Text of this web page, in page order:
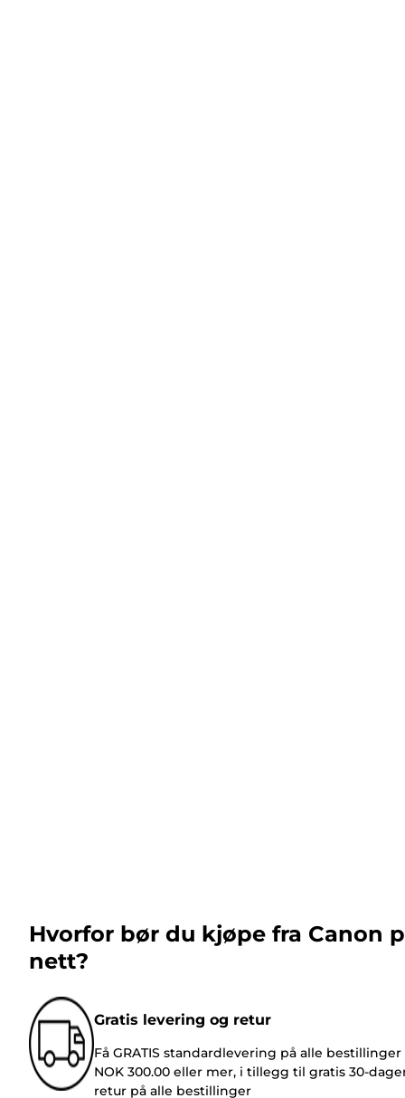
Hvorfor bør du kjøpe fra Canon
nett?
Gratis levering og retur
Få GRATIS standardlevering på alle bestillinger
NOK 300.00 eller mer, i tillegg til gratis 30-
retur på alle bestillinger